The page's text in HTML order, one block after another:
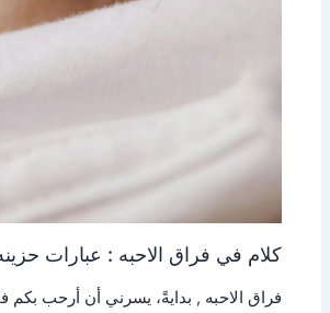
كلام في فراق الاحبه : عبارات
فراق الاحبه , بدايةً، يسرني أن أرحب